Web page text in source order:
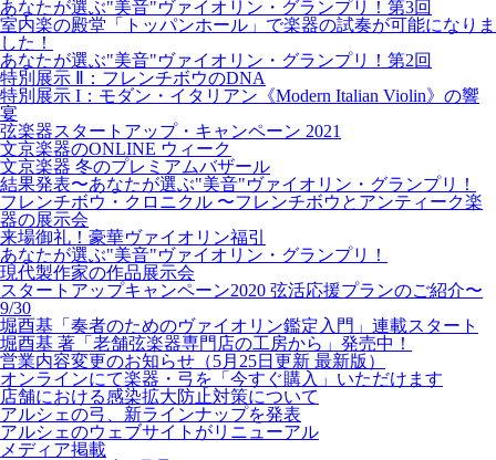
あなたが選ぶ"美音"ヴァイオリン・グランプリ！第3回
室内楽の殿堂「トッパンホール」で楽器の試奏が可能になりま
した！
あなたが選ぶ"美音"ヴァイオリン・グランプリ！第2回
特別展示 Ⅱ：フレンチボウのDNA
特別展示 I：モダン・イタリアン《Modern Italian Violin》の響
宴
弦楽器スタートアップ・キャンペーン 2021
文京楽器のONLINE ウィーク
文京楽器 冬のプレミアムバザール
結果発表〜あなたが選ぶ"美音"ヴァイオリン・グランプリ！
フレンチボウ・クロニクル 〜フレンチボウとアンティーク楽
器の展示会
来場御礼！豪華ヴァイオリン福引
あなたが選ぶ"美音"ヴァイオリン・グランプリ！
現代製作家の作品展示会
スタートアップキャンペーン2020 弦活応援プランのご紹介〜
9/30
堀酉基「奏者のためのヴァイオリン鑑定入門」連載スタート
堀酉基 著「老舗弦楽器専門店の工房から」発売中！
営業内容変更のお知らせ（5月25日更新 最新版）
オンラインにて楽器・弓を「今すぐ購入」いただけます
店舗における感染拡大防止対策について
アルシェの弓、新ラインナップを発表
アルシェのウェブサイトがリニューアル
メディア掲載